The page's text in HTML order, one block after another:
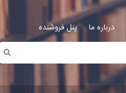
درباره ما پنل فروشنده